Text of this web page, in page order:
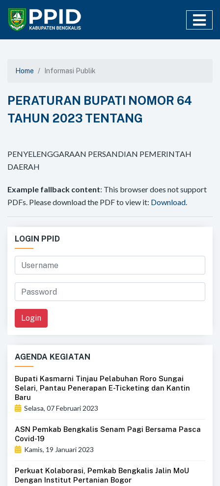
Home Informasi Publik
PERATURAN BUPATI NOMOR 64
TAHUN 2023 TENTANG
PENYELENGGARAAN PERSANDIAN PEMERINTAH
DAERAH
Example fallback content: This browser does not support
PDFs. Please download the PDF to view it: Download.
LOGIN PPID
Login
AGENDA KEGIATAN
Bupati Kasmarni Tinjau Pelabuhan Roro Sungai
Selari, Pantau Penerapan E-Ticketing dan Kantin
Baru
Selasa, 07 Februari 2023
ASN Pemkab Bengkalis Senam Pagi Bersama Pasca
Covid-19
Kamis, 19 Januari 2023
Perkuat Kolaborasi, Pemkab Bengkalis Jalin MoU
Dengan Institut Pertanian Bogor